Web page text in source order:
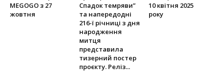
MEGOGO з 27
жовтня
Спадок темряви”
та напередодні
216-ї річниці з дня
народження
митця
представила
тизерний постер
проєкту. Реліз...
10 квітня 2025
року